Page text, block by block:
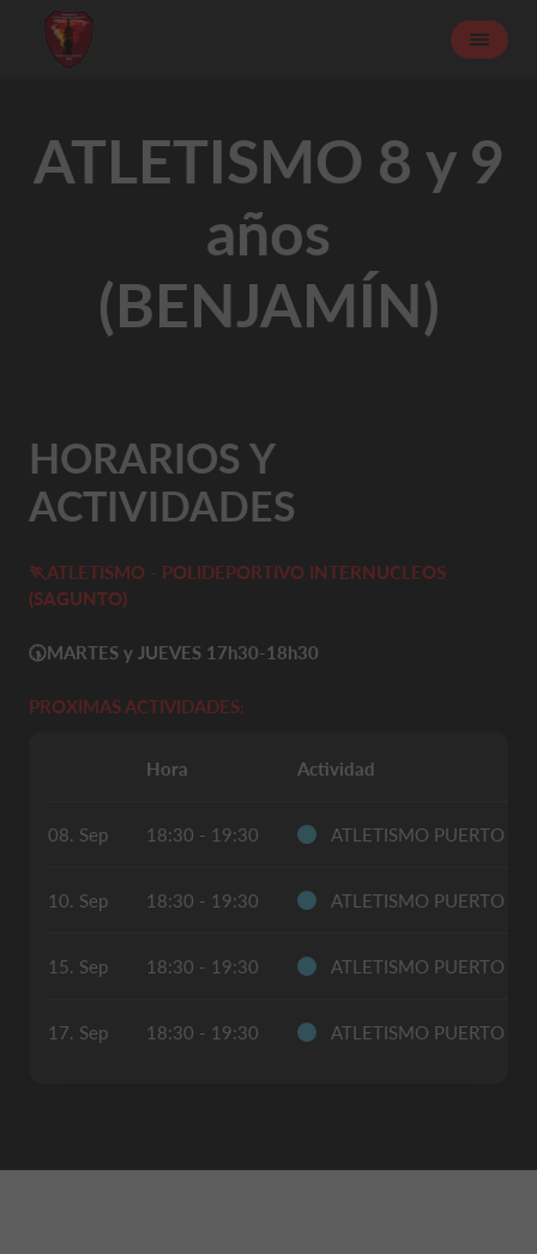
ATLETISMO 8 y 9
años
(BENJAMÍN)
HORARIOS Y
ACTIVIDADES
🏃ATLETISMO - POLIDEPORTIVO INTERNUCLEOS
(SAGUNTO)
🕠MARTES y JUEVES 17h30-18h30
PROXIMAS ACTIVIDADES:
Hora Actividad
08. Sep 18:30 - 19:30 ATLETISMO PUERTO
10. Sep 18:30 - 19:30 ATLETISMO PUERTO
15. Sep 18:30 - 19:30 ATLETISMO PUERTO
17. Sep 18:30 - 19:30 ATLETISMO PUERTO